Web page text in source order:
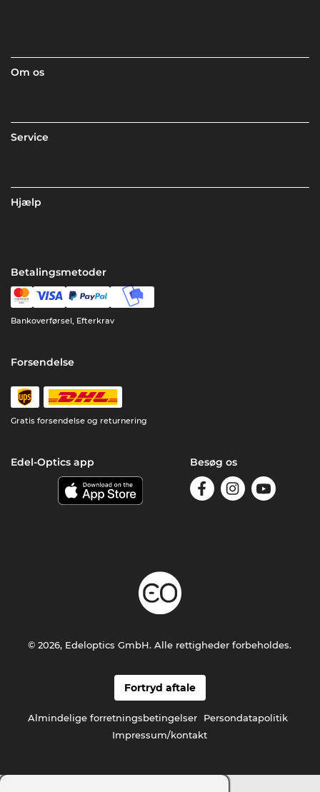
Om os
Service
Hjælp
Betalingsmetoder
Bankoverførsel, Efterkrav
Forsendelse
Gratis forsendelse og returnering
Edel-Optics app Besøg os
Fortryd aftale
Almindelige forretningsbetingelser
Persondatapolitik
Impressum/kontakt
© 2026, Edeloptics GmbH. Alle rettigheder forbeholdes.